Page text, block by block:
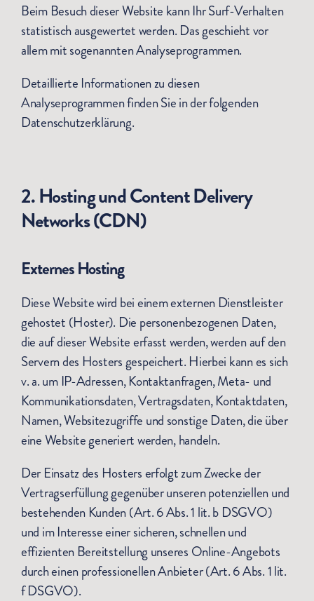
Beim Besuch dieser Website kann Ihr Surf-Verhalten
statistisch ausgewertet werden. Das geschieht vor
allem mit sogenannten Analyseprogrammen.
Detaillierte Informationen zu diesen
Analyseprogrammen finden Sie in der folgenden
Datenschutzerklärung.
2. Hosting und Content Delivery
Networks (CDN)
Externes Hosting
Diese Website wird bei einem externen Dienstleister
gehostet (Hoster). Die personenbezogenen Daten,
die auf dieser Website erfasst werden, werden auf den
Servern des Hosters gespeichert. Hierbei kann es sich
v. a. um IP-Adressen, Kontaktanfragen, Meta- und
Kommunikationsdaten, Vertragsdaten, Kontaktdaten,
Namen, Websitezugriffe und sonstige Daten, die über
eine Website generiert werden, handeln.
Der Einsatz des Hosters erfolgt zum Zwecke der
Vertragserfüllung gegenüber unseren potenziellen und
bestehenden Kunden (Art. 6 Abs. 1 lit. b DSGVO)
und im Interesse einer sicheren, schnellen und
effizienten Bereitstellung unseres Online-Angebots
durch einen professionellen Anbieter (Art. 6 Abs. 1 lit.
f DSGVO).